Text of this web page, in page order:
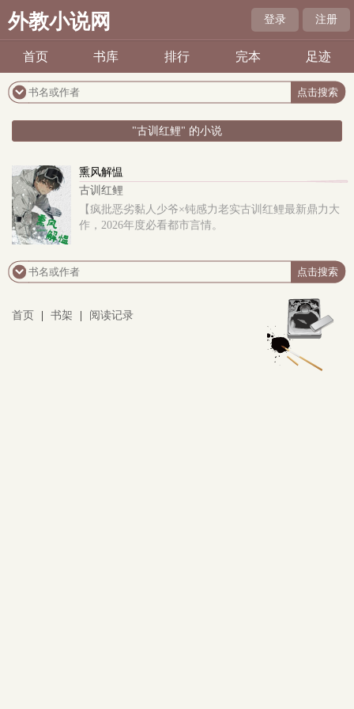
外教小说网 登录 注册
首页 书库 排行 完本 足迹
"古训红鲤" 的小说
熏风解愠
古训红鲤
【疯批恶劣黏人少爷×钝感力老实古训红鲤最新鼎力大
作，2026年度必看都市言情。
首页 书架 阅读记录